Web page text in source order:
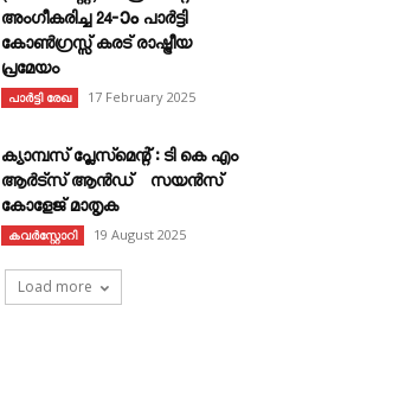
അംഗീകരിച്ച 24‐ാം പാർട്ടി
കോൺഗ്രസ്സ് കരട് രാഷ്ട്രീയ
പ്രമേയം
പാർട്ടി രേഖ 17 February 2025
ക്യാമ്പസ് പ്ലേസ്മെന്റ് : ടി കെ എം
ആർട്സ് ആൻഡ് സയൻസ്
കോളേജ് മാതൃക
കവര്‍സ്റ്റോറി 19 August 2025
Load more